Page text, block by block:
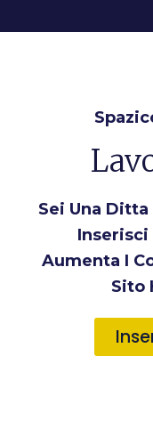
Sei Una
Inserisci
Aumenta I
Sito